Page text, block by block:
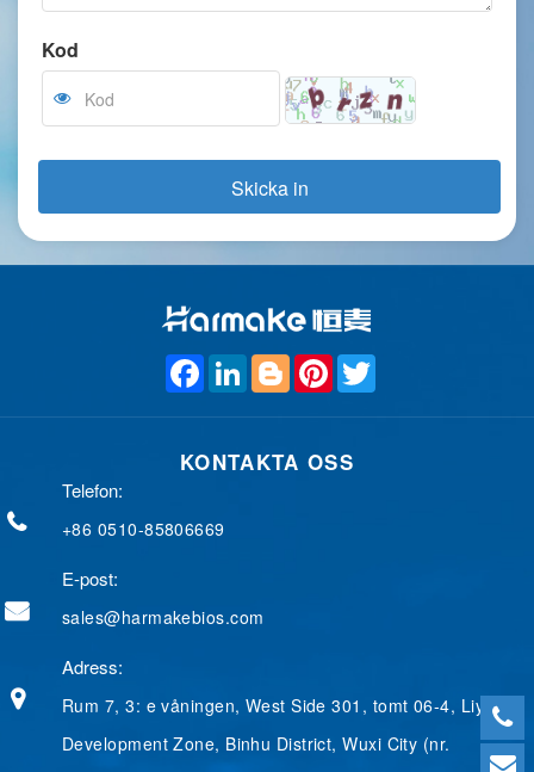
Kod
F
a
e
o
L
k
d
B
l
g
e
P
i
t
r
T
t
KONTAKTA OSS
Telefon:
+86 0510-85806669
E-post:
sales@harmakebios.com
Adress:
Rum 7, 3: e våningen, West Side 301, tomt 06-4, Liyuan
Development Zone, Binhu District, Wuxi City (nr.